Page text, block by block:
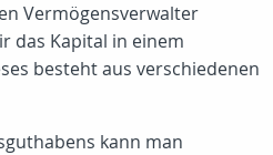
Vermögensverwalter
das Kapital in einem
besteht aus verschiedenen
kann man